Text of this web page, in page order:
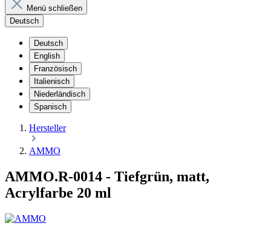
Menü schließen
Deutsch
Deutsch
English
Französisch
Italienisch
Niederländisch
Spanisch
Hersteller
AMMO
AMMO.R-0014 - Tiefgrün, matt,
Acrylfarbe 20 ml